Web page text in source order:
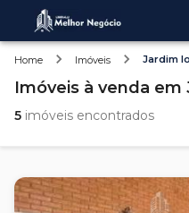
Home Imóveis Jardim
Imóveis à venda em
5 imóveis encontrados